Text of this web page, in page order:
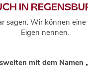
IN
sagen: Wir können
Eigen nennen.
mit dem Namen